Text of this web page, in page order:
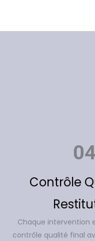
04
Contrôle
Chaque intervention
contrôle qualité final